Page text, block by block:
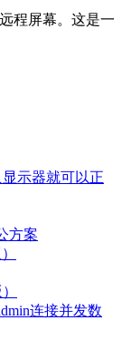
程屏幕。这是一
示器就可以正
方案
连接并发数